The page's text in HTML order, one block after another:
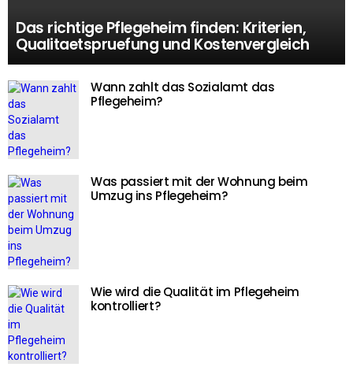
Das richtige Pflegeheim finden: Kriterien,
Qualitaetspruefung und Kostenvergleich
Wann zahlt das Sozialamt das
Pflegeheim?
Was passiert mit der Wohnung beim
Umzug ins Pflegeheim?
Wie wird die Qualität im Pflegeheim
kontrolliert?